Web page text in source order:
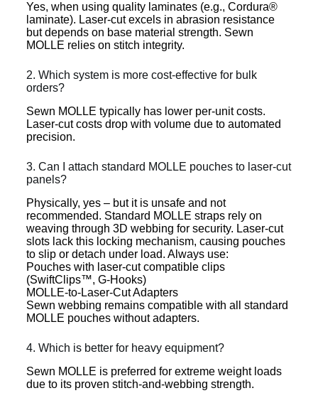
Yes, when using quality laminates (e.g., Cordura®
laminate). Laser-cut excels in abrasion resistance
but depends on base material strength. Sewn
MOLLE relies on stitch integrity.
2. Which system is more cost-effective for bulk
orders?
Sewn MOLLE typically has lower per-unit costs.
Laser-cut costs drop with volume due to automated
precision.
3. Can I attach standard MOLLE pouches to laser-cut
panels?
Physically, yes – but it is unsafe and not
recommended. Standard MOLLE straps rely on
weaving through 3D webbing for security. Laser-cut
slots lack this locking mechanism, causing pouches
to slip or detach under load. Always use:
Pouches with laser-cut compatible clips
(SwiftClips™, G-Hooks)
MOLLE-to-Laser-Cut Adapters
Sewn webbing remains compatible with all standard
MOLLE pouches without adapters.
4. Which is better for heavy equipment?
Sewn MOLLE is preferred for extreme weight loads
due to its proven stitch-and-webbing strength.